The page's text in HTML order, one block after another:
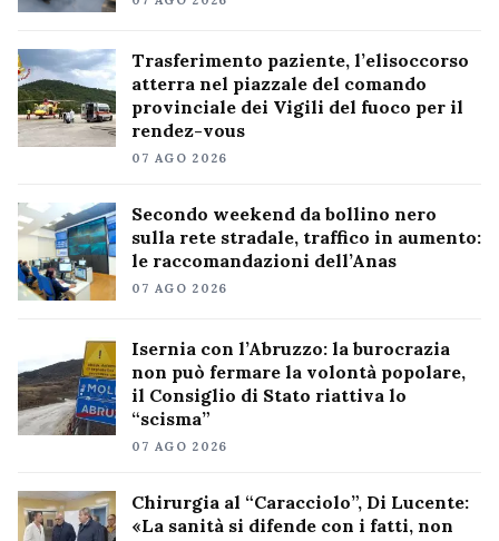
Trasferimento paziente, l’elisoccorso
atterra nel piazzale del comando
provinciale dei Vigili del fuoco per il
rendez-vous
07 AGO 2026
Secondo weekend da bollino nero
sulla rete stradale, traffico in aumento:
le raccomandazioni dell’Anas
07 AGO 2026
Isernia con l’Abruzzo: la burocrazia
non può fermare la volontà popolare,
il Consiglio di Stato riattiva lo
“scisma”
07 AGO 2026
Chirurgia al “Caracciolo”, Di Lucente:
«La sanità si difende con i fatti, non